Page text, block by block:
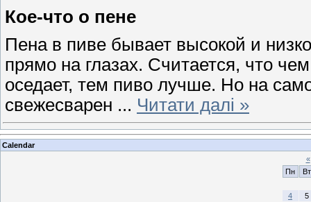
Кое-что о пене
Пена в пиве бывает высокой и
прямо на глазах. Считается, что
оседает, тем пиво лучше. Но на
свежесварен ... Читати далі »
Calendar
«
Пн
Вт
4
5